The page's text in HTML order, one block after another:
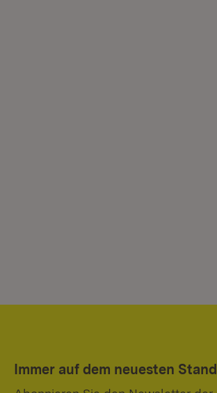
Immer auf dem neuesten Stand